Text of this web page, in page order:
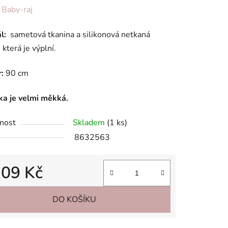
Baby-raj
sametová tkanina a silikonová netkaná
je výplní.
90 cm
je velmi měkká.
Skladem (1 ks)
8632563
Kč
DO KOŠÍKU